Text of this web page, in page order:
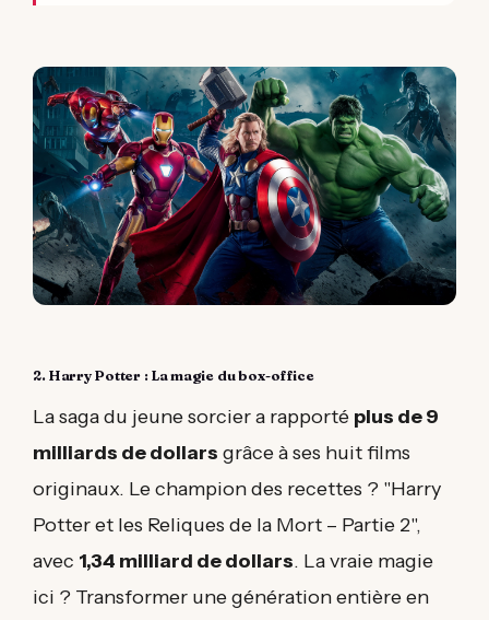
2. Harry Potter : La magie du box-office
La saga du jeune sorcier a rapporté plus de 9
milliards de dollars grâce à ses huit films
originaux. Le champion des recettes ? "Harry
Potter et les Reliques de la Mort – Partie 2",
avec 1,34 milliard de dollars. La vraie magie
ici ? Transformer une génération entière en